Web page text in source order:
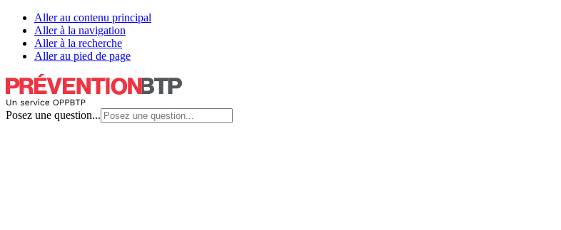
Aller au contenu principal
Aller à la navigation
Aller à la recherche
Aller au pied de page
Posez une question...